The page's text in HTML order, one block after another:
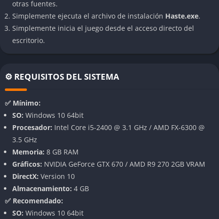
👉 Características de Haste
Sistema de Velocidad Dinámica
Cuanto más rápido te mueves, más poderoso te vuelves, ya que
de reacción ante el entorno. Sin embargo, este sistema
también castiga los errores: una colisión o una pausa puede
romper la cadena de velocidad y obligarte a reiniciar el nivel,
Control Preciso y Fluido
El control en Haste es uno de sus pilares fundamentales,
diseñado para sentirse ligero, ágil y absolutamente responsivo.
Saltos de pared, deslizamientos bajo obstáculos, y disparos a
enemigos mientras corres a toda velocidad se combinan con
otras fuentes.
Simplemente ejecuta el archivo de instalación Haste.exe.
Simplemente inicia el juego desde el acceso directo del
escritorio.
⚙️ REQUISITOS DEL SISTEMA
✅ Mínimo:
SO: Windows 10 64bit
Procesador: Intel Core i5-2400 @ 3.1 GHz / AMD FX-6300 @
3.5 GHz
Memoria: 8 GB RAM
Gráficos: NVIDIA GeForce GTX 670 / AMD R9 270 2GB VRAM
DirectX: Version 10
Almacenamiento: 4 GB
✅ Recomendado:
SO: Windows 10 64bit